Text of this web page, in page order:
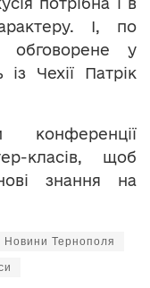
І, по
обговорене у
Чехії Патрік
конференції
класів, щоб
знання на
Новини Тернополя